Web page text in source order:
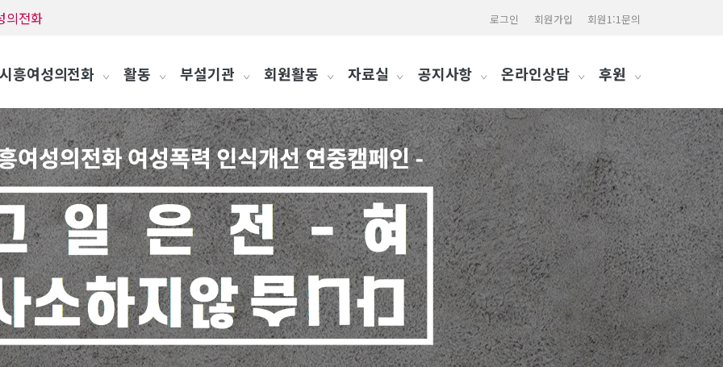
의전화 로그인 회원가입 회원1:1문의
흥여성의전화 활동 부설기관 회원활동 자료실 공지사항 온라인상담 후원